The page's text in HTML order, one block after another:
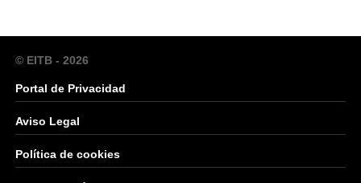
© EITB - 2026
Portal de Privacidad
Aviso Legal
Política de cookies